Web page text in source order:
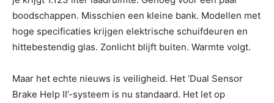
boodschappen. Misschien een kleine bank. Modellen met
hoge specificaties krijgen elektrische schuifdeuren en
hittebestendig glas. Zonlicht blijft buiten. Warmte volgt.
Maar het echte nieuws is veiligheid. Het ‘Dual Sensor
Brake Help II’-systeem is nu standaard. Het let op